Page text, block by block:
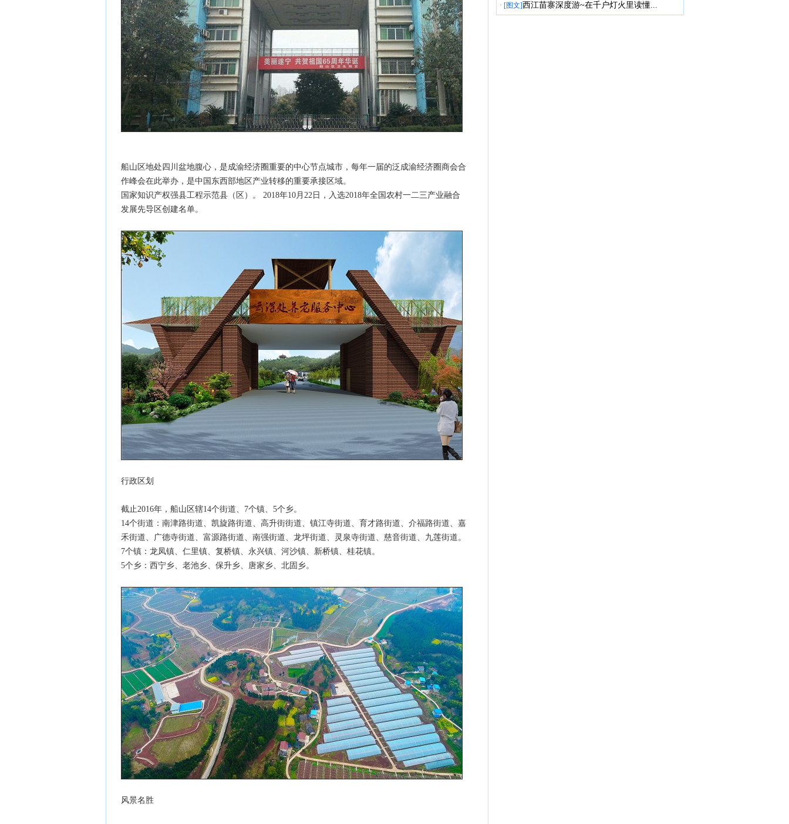
船山区地处四川盆地腹心，是成渝经济圈重要的中心节点城市，每年一届的泛成渝经济圈商会合
作峰会在此举办，是中国东西部地区产业转移的重要承接区域。
国家知识产权强县工程示范县（区）。 2018年10月22日，入选2018年全国农村一二三产业融合
发展先导区创建名单。
行政区划
截止2016年，船山区辖14个街道、7个镇、5个乡。
14个街道：南津路街道、凯旋路街道、高升街街道、镇江寺街道、育才路街道、介福路街道、嘉
禾街道、广德寺街道、富源路街道、南强街道、龙坪街道、灵泉寺街道、慈音街道、九莲街道。
7个镇：龙凤镇、仁里镇、复桥镇、永兴镇、河沙镇、新桥镇、桂花镇。
5个乡：西宁乡、老池乡、保升乡、唐家乡、北固乡。
风景名胜
· [图文]西江苗寨深度游~在千户灯火里读懂...